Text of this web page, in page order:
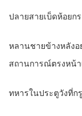
ปลายสายเบ็ดห้อยก
หลานชายข้างหลังอ
สถานการณ์ตรงหน้
ทหารในประตูวังที่ก